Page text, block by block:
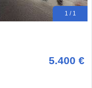
1 / 1
5.400 €